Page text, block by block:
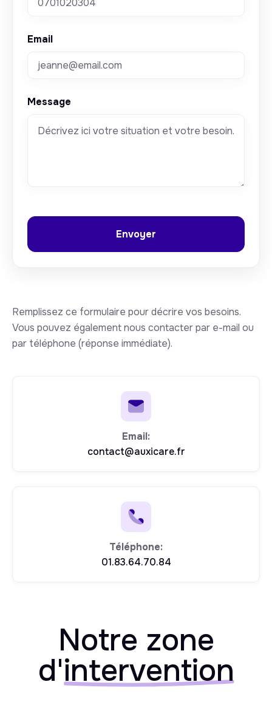
Email
Message
Remplissez ce formulaire pour décrire vos besoins.
Vous pouvez également nous contacter par e-mail ou
par téléphone (réponse immédiate).
Email:
contact@auxicare.fr
Téléphone:
01.83.64.70.84
Notre zone
d'intervention